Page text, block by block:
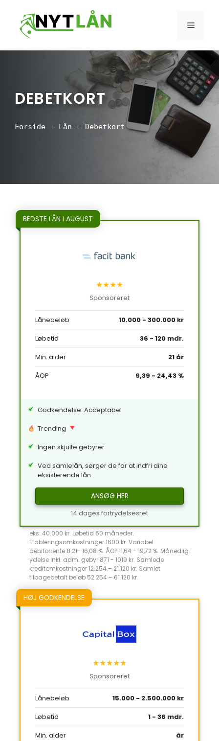
indhold
MENU
DEBETKORT
Forside - Lån - Debetkort
BEDSTE LÅN I AUGUST
★★★★
Sponsoreret
Lånebeløb
10.000 - 300.000 kr
Løbetid
36 - 120 mdr.
Min. alder
21 år
ÅOP
9,39 - 24,43 %
Godkendelse: Acceptabel
Trending
Ingen skjulte gebyrer
Ved samlelån, sørger de for at indfri dine
eksisterende lån
ANSØG HER
14 dages fortrydelsesret
eks: 40.000 kr. Løbetid 60 måneder.
Etableringsomkostninger 1600 kr. Variabel
debitorrente 8.21- 16,08 %. ÅOP 11,64 - 19,72 %. Månedlig
ydelse inkl. adm. gebyr 871 - 1019 kr. Samlede
kreditomkostninger 12.254 – 21.120 kr. Samlet
tilbagebetalt beløb 52.254 – 61.120 kr.
HØJ GODKENDELSE
★★★★★
Sponsoreret
Lånebeløb
15.000 - 2.500.000 kr
Løbetid
1 - 36 mdr.
Min. alder
år